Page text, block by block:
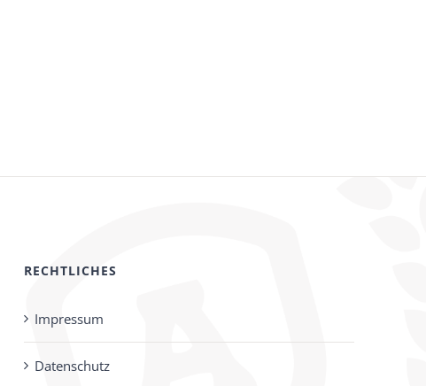
RECHTLICHES
Impressum
Datenschutz